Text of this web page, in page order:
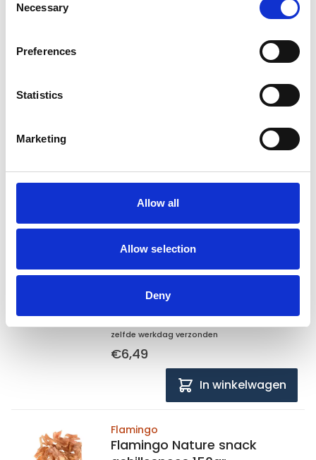
Selection
Necessary
Preferences
Statistics
Marketing
Allow all
Allow selection
Deny
In winkelwagen
Flamingo
eendennekken 150gr
Op voorraad
zelfde werkdag verzonden
€6,49
In winkelwagen
Flamingo
Flamingo Nature snack